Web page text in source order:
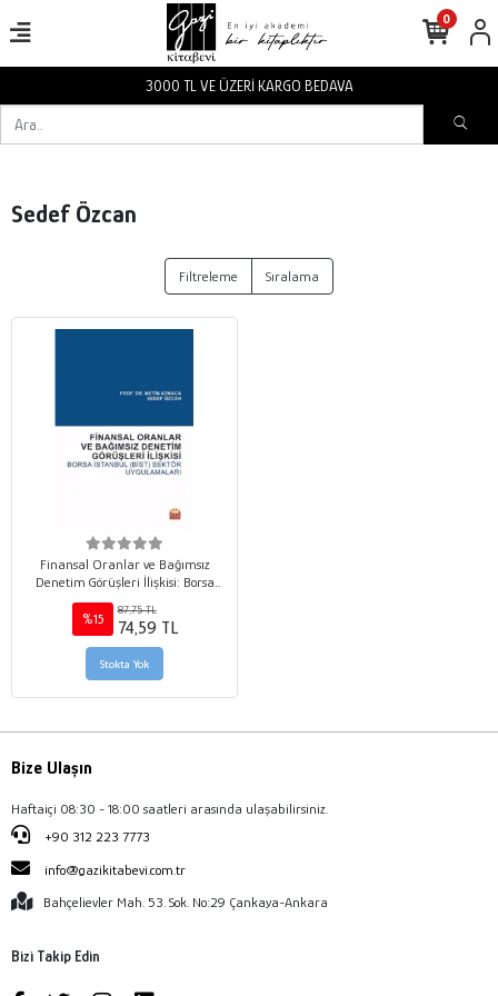
3000 TL VE ÜZERİ KARGO BEDAVA
0
Sedef Özcan
Filtreleme Sıralama
Finansal Oranlar ve Bağımsız
Denetim Görüşleri İlişkisi: Borsa
İstanbul (BİST) Sektör
Uygulamaları
%15
87,75 TL
74,59 TL
Stokta Yok
Bize Ulaşın
Haftaiçi 08:30 - 18:00 saatleri arasında ulaşabilirsiniz.
+90 312 223 7773
info@gazikitabevi.com.tr
Bahçelievler Mah. 53. Sok. No:29 Çankaya-Ankara
Bizi Takip Edin